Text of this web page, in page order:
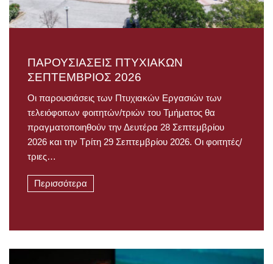
ΠΑΡΟΥΣΙΑΣΕΙΣ ΠΤΥΧΙΑΚΩΝ
ΣΕΠΤΕΜΒΡΙΟΣ 2026
Οι παρουσιάσεις των Πτυχιακών Εργασιών των
τελειόφοιτων φοιτητών/τριών του Τμήματος θα
πραγματοποιηθούν την Δευτέρα 28 Σεπτεμβρίου
2026 και την Τρίτη 29 Σεπτεμβρίου 2026. Οι φοιτητές/
τριες…
Περισσότερα